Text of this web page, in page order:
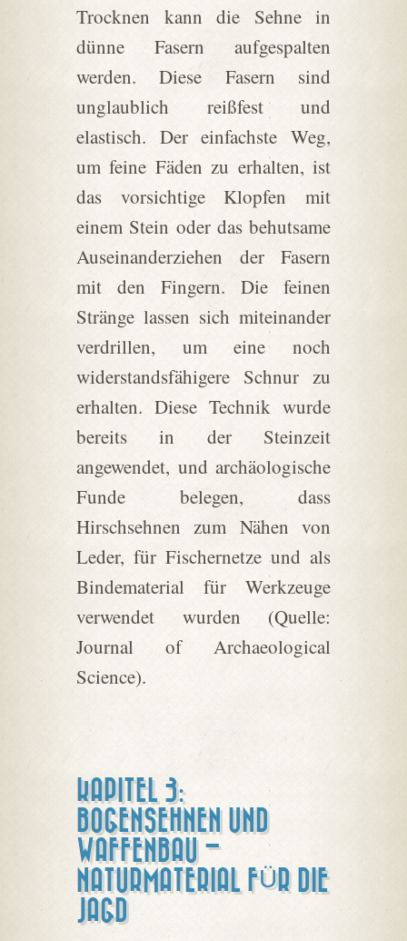
Trocknen kann die Sehne in
dünne Fasern aufgespalten
werden. Diese Fasern sind
unglaublich reißfest und
elastisch. Der einfachste Weg,
um feine Fäden zu erhalten, ist
das vorsichtige Klopfen mit
einem Stein oder das behutsame
Auseinanderziehen der Fasern
mit den Fingern. Die feinen
Stränge lassen sich miteinander
verdrillen, um eine noch
widerstandsfähigere Schnur zu
erhalten. Diese Technik wurde
bereits in der Steinzeit
angewendet, und archäologische
Funde belegen, dass
Hirschsehnen zum Nähen von
Leder, für Fischernetze und als
Bindematerial für Werkzeuge
verwendet wurden (Quelle:
Journal of Archaeological
Science).
KAPITEL 3:
BOGENSEHNEN UND
WAFFENBAU –
NATURMATERIAL FÜR DIE
JAGD